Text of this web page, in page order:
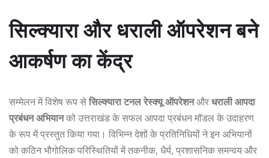
सिल्क्यारा और धराली ऑपरेशन बने
आकर्षण का केंद्र
सम्मेलन में विशेष रूप सेसिल्क्यारा टनल रेस्क्यू ऑपरेशनऔरधराली आपदा
प्रबंधन अभियानको उत्तराखंड के सफल आपदा प्रबंधन मॉडल के उदाहरण
के रूप में प्रस्तुत किया गया। विभिन्न देशों के प्रतिनिधियों ने इन अभियानों
को कठिन भौगोलिक परिस्थितियों में तकनीक, धैर्य, प्रशासनिक समन्वय और